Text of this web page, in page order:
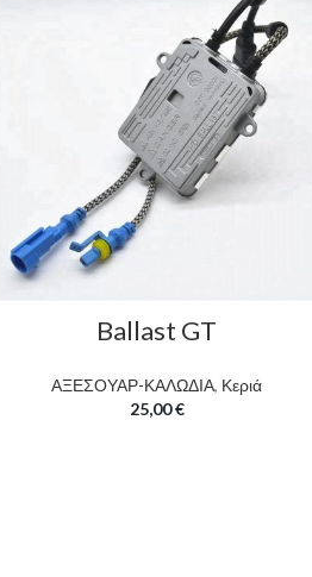
Ballast GT
ΑΞΕΣΟΥΑΡ-ΚΑΛΩΔΙΑ, Κεριά
25,00€